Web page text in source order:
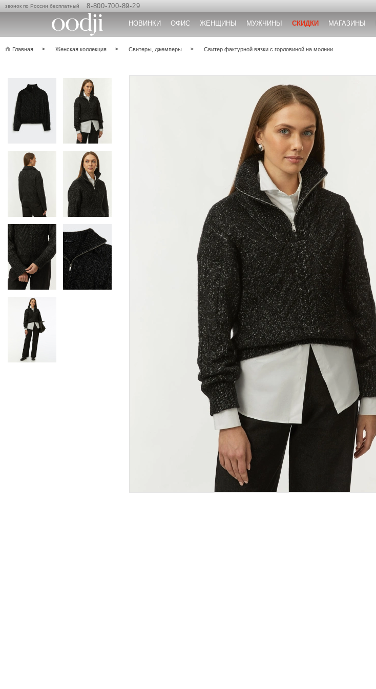
звонок по России бесплатный 8-800-700-89-29
НОВИНКИ ОФИС ЖЕНЩИНЫ МУЖЧИНЫ СКИДКИ МАГАЗИНЫ
Главная Женская коллекция Свитеры, джемперы Свитер фактурной вязки с горловиной на молнии